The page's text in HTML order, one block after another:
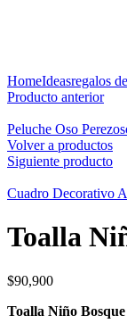
HomeIdeasregalos
Producto anterior
Peluche Oso
Volver a productos
Siguiente producto
Cuadro Decorativo
Toalla
$90,900
Toalla Niño Bosque